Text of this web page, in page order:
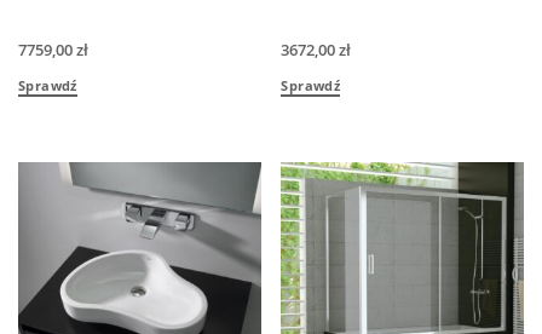
7759,00zł
Sprawdź
3672,00zł
Sprawdź